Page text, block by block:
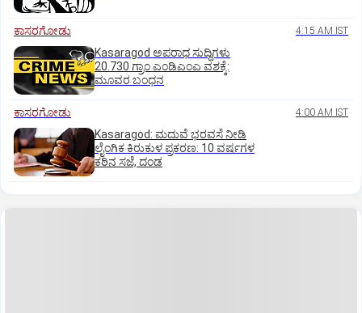
ಕಾಸರಗೋಡು 4:15 AM IST
Kasaragod ಅಪರಾಧ ಸುದ್ದಿಗಳು
20.730 ಗ್ರಾಂ ಎಂಡಿಎಂಎ ವಶಕ್ಕೆ:
ಮೂವರ ಬಂಧನ
ಕಾಸರಗೋಡು 4:00 AM IST
Kasaragod: ಮದುವೆ ಭರವಸೆ ನೀಡಿ
ಲೈಂಗಿಕ ಕಿರುಕುಳ ಪ್ರಕರಣ: 10 ವರ್ಷಗಳ
ಕಠಿನ ಸಜೆ, ದಂಡ